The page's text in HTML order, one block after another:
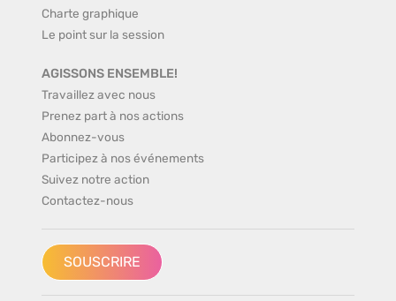
Charte graphique
Le point sur la session
AGISSONS ENSEMBLE!
Travaillez avec nous
Prenez part à nos actions
Abonnez-vous
Participez à nos événements
Suivez notre action
Contactez-nous
SOUSCRIRE